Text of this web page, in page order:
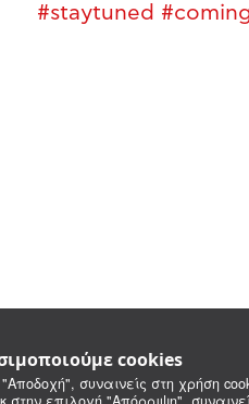
cookies
συναινείς στη χρήση
#staytuned